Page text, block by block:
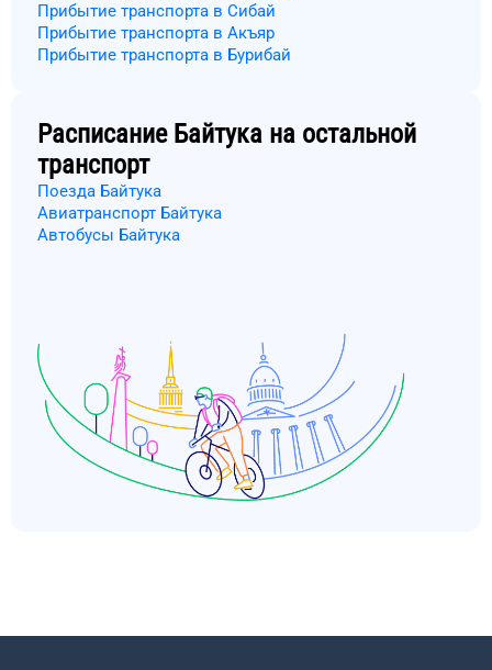
Прибытие транспорта в Сибай
Прибытие транспорта в Акъяр
Прибытие транспорта в Бурибай
Расписание Байтука на остальной
транспорт
Поезда Байтука
Авиатранспорт Байтука
Автобусы Байтука